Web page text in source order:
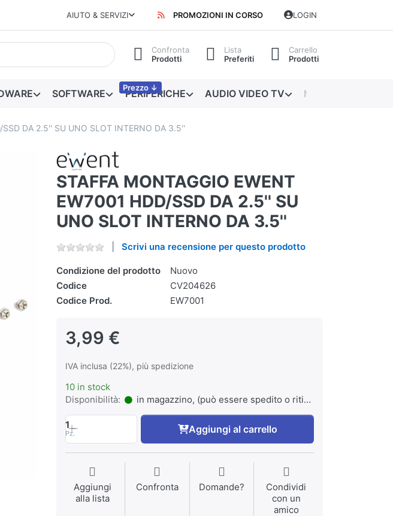
AIUTO & SERVIZI PROMOZIONI IN CORSO LOGIN
Confronta
Prodotti
Lista
Preferiti
Carrello
Prodotti
SOFTWARE PERIFERICHE
Prezzo ↓
AUDIO VIDEO TV NETWORKING
SSD DA 2.5'' SU UNO SLOT INTERNO DA 3.5''
STAFFA MONTAGGIO EWENT
EW7001 HDD/SSD DA 2.5'' SU
UNO SLOT INTERNO DA 3.5''
Scrivi una recensione per questo prodotto
Condizione del prodotto
Nuovo
Codice
CV204626
Codice Prod.
EW7001
3,99 €
IVA inclusa (22%), più spedizione
10 in stock
Disponibilità:
in magazzino, (può essere spedito o ritirato)
1
Pz. Aggiungi al carrello
Aggiungi
alla lista
Confronta Domande?
Condividi
con un
amico